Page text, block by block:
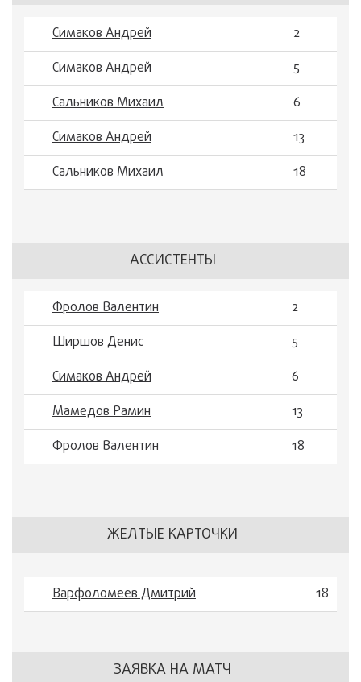
Симаков Андрей
2
Симаков Андрей
5
Сальников Михаил
6
Симаков Андрей
13
Сальников Михаил
18
АССИСТЕНТЫ
Фролов Валентин
2
Ширшов Денис
5
Симаков Андрей
6
Мамедов Рамин
13
Фролов Валентин
18
ЖЕЛТЫЕ КАРТОЧКИ
Варфоломеев Дмитрий 18
ЗАЯВКА НА МАТЧ